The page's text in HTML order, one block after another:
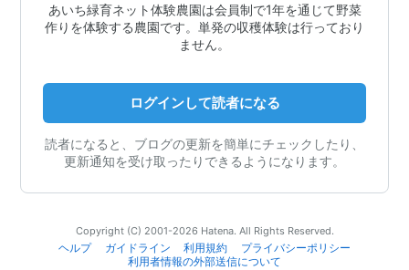
あいち緑育ネット体験農園は会員制で1年を通じて野菜
作りを体験する農園です。単発の収穫体験は行っており
ません。
ログインして読者になる
読者になると、ブログの更新を簡単にチェックしたり、
更新通知を受け取ったりできるようになります。
Copyright (C) 2001-2026 Hatena. All Rights Reserved.
ヘルプ
ガイドライン 利用規約
プライバシーポリシー
利用者情報の外部送信について